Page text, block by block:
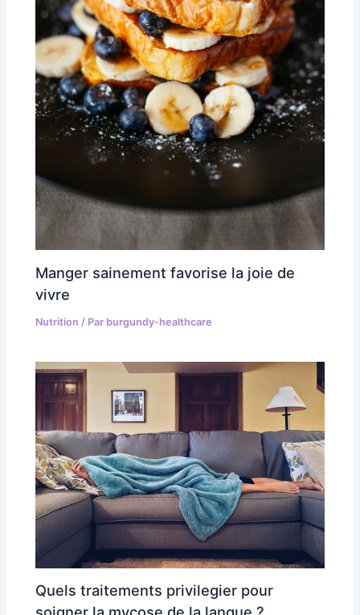
Manger sainement favorise la joie de
vivre
Nutrition / Par burgundy-healthcare
Quels traitements privilegier pour